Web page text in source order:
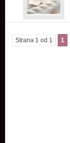
Strana 1 od 1 1